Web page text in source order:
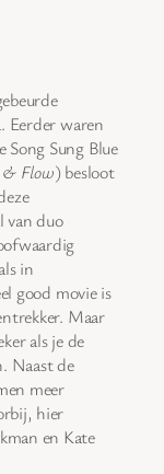
Eerder waren
Sung Blue
Flow) besloot
van duo
in
good movie is
Maar
als je de
Naast de
meer
hier
en Kate